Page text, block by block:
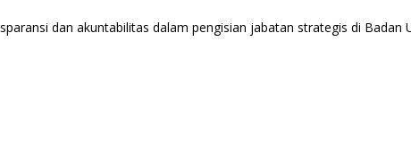
dan akuntabilitas dalam pengisian jabatan strategis di Badan